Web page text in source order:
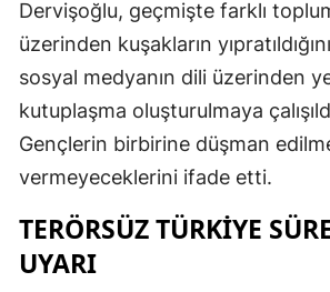
Dervişoğlu, geçmişte farklı
üzerinden kuşakların
sosyal medyanın dili üzerinden
kutuplaşma oluşturulmaya
Gençlerin birbirine düşman
vermeyeceklerini ifade etti.
TERÖRSÜZ TÜRKIYE
UYARI